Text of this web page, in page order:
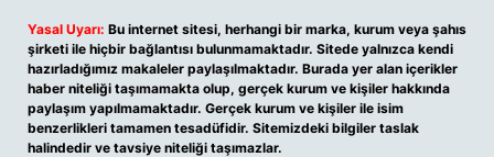
Yasal Uyarı: Bu internet sitesi, herhangi bir marka, kurum veya şahıs
şirketi ile hiçbir bağlantısı bulunmamaktadır. Sitede yalnızca kendi
hazırladığımız makaleler paylaşılmaktadır. Burada yer alan içerikler
haber niteliği taşımamakta olup, gerçek kurum ve kişiler hakkında
paylaşım yapılmamaktadır. Gerçek kurum ve kişiler ile isim
benzerlikleri tamamen tesadüfidir. Sitemizdeki bilgiler taslak
halindedir ve tavsiye niteliği taşımazlar.